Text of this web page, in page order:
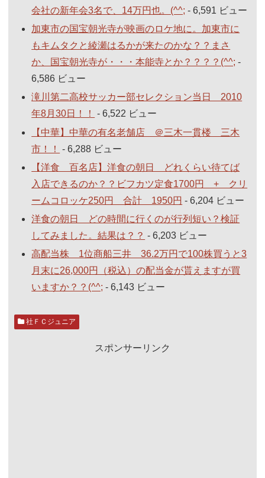
会社の新年会3名で、14万円也。(^^; - 6,591 ビュー
加東市の国宝朝光寺が映画のロケ地に。加東市に
もキムタクと綾瀬はるかが来たのかな？？まさ
か、国宝朝光寺が・・・本能寺とか？？？？(^^; -
6,586 ビュー
滝川第二高校サッカー部セレクション当日 2010
年8月30日！！
- 6,522 ビュー
【中華】中華の有名老舗店 ＠三木一貫楼 三木
市！！
- 6,288 ビュー
【洋食 百名店】洋食の朝日 どれくらい待てば
入店できるのか？？ビフカツ定食1700円 + クリ
ームコロッケ250円 合計 1950円 - 6,204 ビュー
洋食の朝日 どの時間に行くのが行列短い？検証
してみました。結果は？？ - 6,203 ビュー
高配当株 1位商船三井 36.2万円で100株買うと3
月末に26,000円（税込）の配当金が貰えますが買
いますか？？(^^; - 6,143 ビュー
社ＦＣジュニア
スポンサーリンク